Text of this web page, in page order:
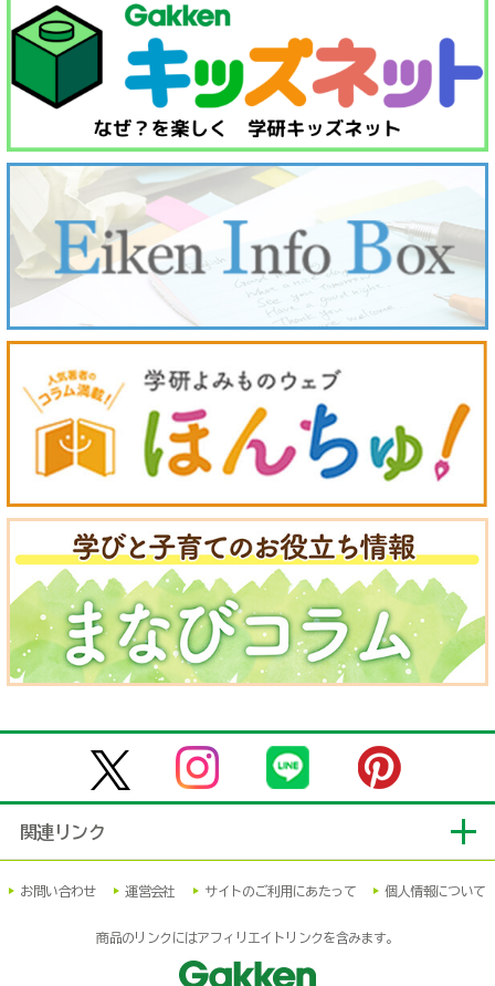
関連リンク
お問い合わせ 運営会社 サイトのご利用にあたって 個人情報について
商品のリンクにはアフィリエイトリンクを含みます。